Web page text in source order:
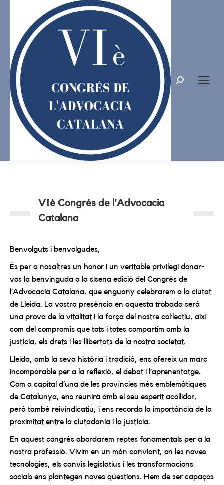
Search:
VIè Congrés de l'Advocacia
Catalana
Benvolguts i benvolgudes,
És per a nosaltres un honor i un veritable privilegi donar-
vos la benvinguda a la sisena edició del Congrés de
l’Advocacia Catalana, que enguany celebrarem a la ciutat
de Lleida. La vostra presència en aquesta trobada serà
una prova de la vitalitat i la força del nostre col·lectiu, així
com del compromís que tots i totes compartim amb la
justícia, els drets i les llibertats de la nostra societat.
Lleida, amb la seva història i tradició, ens ofereix un marc
incomparable per a la reflexió, el debat i l’aprenentatge.
Com a capital d’una de les províncies més emblemàtiques
de Catalunya, ens reunirà amb el seu esperit acollidor,
però també reivindicatiu, i ens recorda la importància de la
proximitat entre la ciutadania i la justícia.
En aquest congrés abordarem reptes fonamentals per a la
nostra professió. Vivim en un món canviant, on les noves
tecnologies, els canvis legislatius i les transformacions
socials ens plantegen noves qüestions. Hem de ser capaços